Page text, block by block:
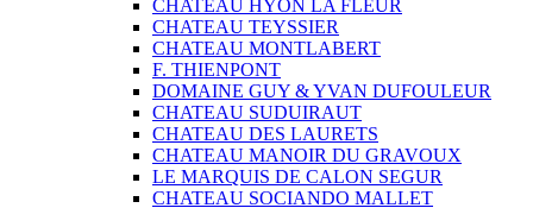
CHATEAU HYON LA FLEUR
CHATEAU TEYSSIER
CHATEAU MONTLABERT
F. THIENPONT
DOMAINE GUY & YVAN DUFOULEUR
CHATEAU SUDUIRAUT
CHATEAU DES LAURETS
CHATEAU MANOIR DU GRAVOUX
LE MARQUIS DE CALON SEGUR
CHATEAU SOCIANDO MALLET